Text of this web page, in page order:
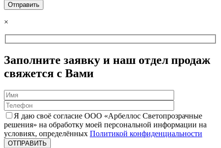
×
Заполните заявку и наш отдел продаж
свяжется с Вами
Я даю своё согласие ООО «Арбеллос Светопрозрачные
решения» на обработку моей персональной информации на
условиях, определённых Политикой конфиденциальности